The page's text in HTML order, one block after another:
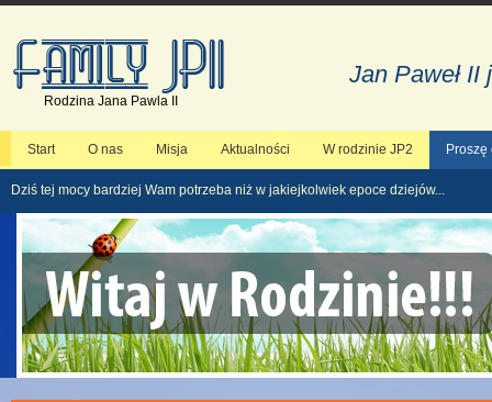
Rodzina Jana Pawla II
Jan Paweł
Start O nas Misja Aktualności W rodzinie JP2 Proszę
Dziś tej mocy bardziej Wam potrzeba niż w jakiejkolwiek epoce dziejów...